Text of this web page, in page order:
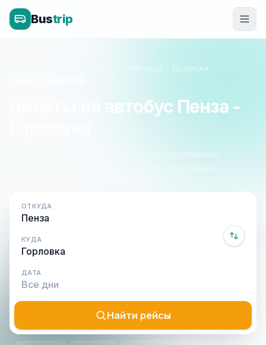
Bustrip
Донецк - Нижний Новгород - Донецк»
Билеты на автобус Пенза -
Расписание, цены и онлайн-бронирование.
ОТКУДА
КУДА
ДАТА
Найти рейсы